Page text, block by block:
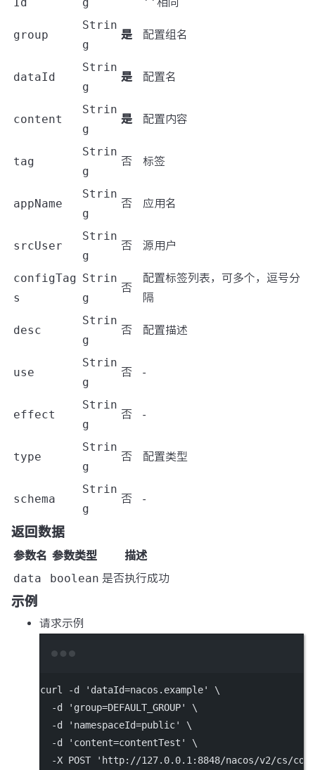
group
Strin
g
是 配置组名
dataId
Strin
g
是 配置名
content
Strin
g
是 配置内容
tag
Strin
g
否 标签
appName
Strin
g
否 应用名
srcUser
Strin
g
否 源用户
configTag
s
Strin
g
否
配置标签列表，可多个，逗号分
隔
desc
Strin
g
否 配置描述
use
Strin
g
否 -
effect
Strin
g
否 -
type
Strin
g
否 配置类型
schema
Strin
g
否 -
返回数据
参数名 参数类型
描述
data
boolean 是否执行成功
示例
请求示例
curl -d 'dataId=nacos.example'
\
-d
'group=DEFAULT_GROUP'
\
-d
'namespaceId=public'
\
-d
'content=contentTest'
\
-X POST 'http://127.0.0.1:8848/nacos/v2/cs/